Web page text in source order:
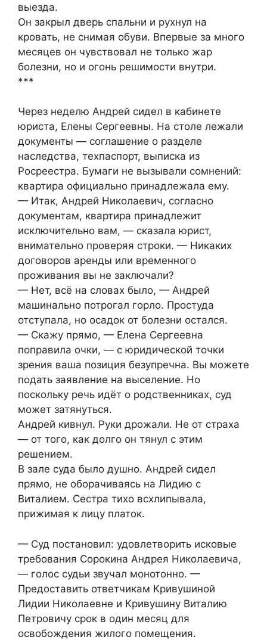
выезда.
Он закрыл дверь спальни и рухнул на
кровать, не снимая обуви. Впервые за много
месяцев он чувствовал не только жар
болезни, но и огонь решимости внутри.
***
Через неделю Андрей сидел в кабинете
юриста, Елены Сергеевны. На столе лежали
документы — соглашение о разделе
наследства, техпаспорт, выписка из
Росреестра. Бумаги не вызывали сомнений:
квартира официально принадлежала ему.
— Итак, Андрей Николаевич, согласно
документам, квартира принадлежит
исключительно вам, — сказала юрист,
внимательно проверяя строки. — Никаких
договоров аренды или временного
проживания вы не заключали?
— Нет, всё на словах было, — Андрей
машинально потрогал горло. Простуда
отступала, но осадок от болезни остался.
— Скажу прямо, — Елена Сергеевна
поправила очки, — с юридической точки
зрения ваша позиция безупречна. Вы можете
подать заявление на выселение. Но
поскольку речь идёт о родственниках, суд
может затянуться.
Андрей кивнул. Руки дрожали. Не от страха
— от того, как долго он тянул с этим
решением.
В зале суда было душно. Андрей сидел
прямо, не оборачиваясь на Лидию с
Виталием. Сестра тихо всхлипывала,
прижимая к лицу платок.
— Суд постановил: удовлетворить исковые
требования Сорокина Андрея Николаевича,
— голос судьи звучал монотонно. —
Предоставить ответчикам Кривушиной
Лидии Николаевне и Кривушину Виталию
Петровичу срок в один месяц для
освобождения жилого помещения.